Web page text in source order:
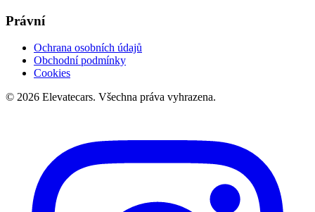
Právní
Ochrana osobních údajů
Obchodní podmínky
Cookies
© 2026 Elevatecars. Všechna práva vyhrazena.